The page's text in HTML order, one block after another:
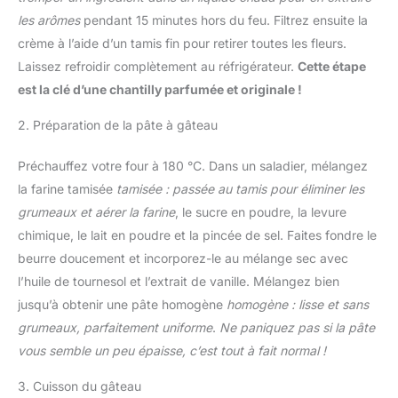
les arômespendant 15 minutes hors du feu. Filtrez ensuite la
crème à l’aide d’un tamis fin pour retirer toutes les fleurs.
Laissez refroidir complètement au réfrigérateur. Cette étape
est la clé d’une chantilly parfumée et originale !
2. Préparation de la pâte à gâteau
Préchauffez votre four à 180 °C. Dans un saladier, mélangez
la farine tamisée tamisée : passée au tamis pour éliminer les
grumeaux et aérer la farine, le sucre en poudre, la levure
chimique, le lait en poudre et la pincée de sel. Faites fondre le
beurre doucement et incorporez-le au mélange sec avec
l’huile de tournesol et l’extrait de vanille. Mélangez bien
jusqu’à obtenir une pâte homogène homogène : lisse et sans
grumeaux, parfaitement uniforme. Ne paniquez pas si la pâte
vous semble un peu épaisse, c’est tout à fait normal !
3. Cuisson du gâteau